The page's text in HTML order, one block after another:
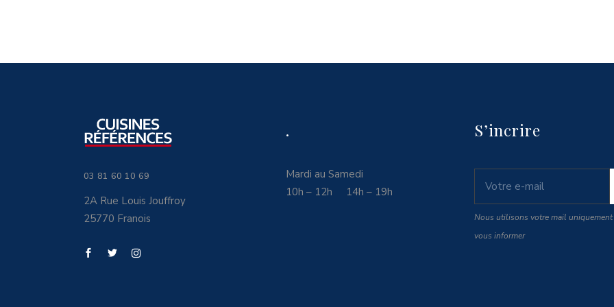
03 81 60 10 69
2A Rue Louis Jouffroy
25770 Franois
.
Mardi au Samedi
10h – 12h 14h – 19h
S’incrire
Nous utilisons votre mail
vous informer